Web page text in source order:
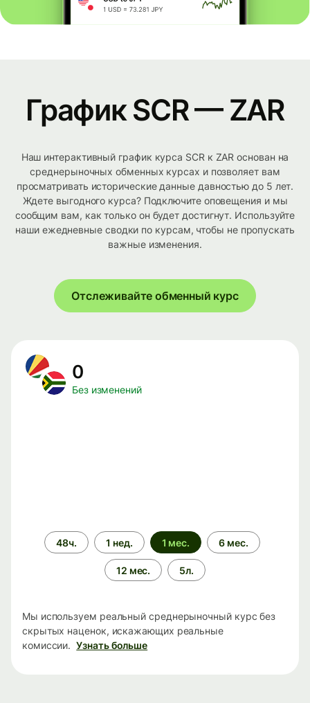
График SCR — ZAR
Наш интерактивный график курса SCR к ZAR основан на
среднерыночных обменных курсах и позволяет вам
просматривать исторические данные давностью до 5 лет.
Ждете выгодного курса? Подключите оповещения и мы
сообщим вам, как только он будет достигнут. Используйте
наши ежедневные сводки по курсам, чтобы не пропускать
важные изменения.
Отслеживайте обменный курс
0
Без изменений
Период
времени
48ч. 1 нед. 1 мес. 6 мес.
12 мес. 5л.
Мы используем реальный среднерыночный курс без
скрытых наценок, искажающих реальные
комиссии. Узнать больше